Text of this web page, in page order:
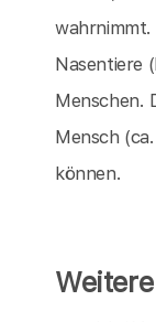
wahrnimmt.
Nasentiere
Menschen.
Mensch
können.